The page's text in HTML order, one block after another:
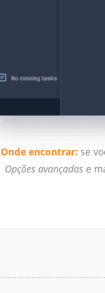
Onde encontrar: se
Opções avançadase